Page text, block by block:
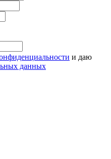
и даю
данных